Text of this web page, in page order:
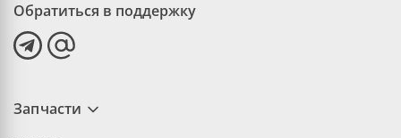
Обратиться в поддержку
Запчасти